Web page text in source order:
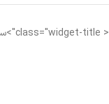
< class="widget-title">سبد خرید